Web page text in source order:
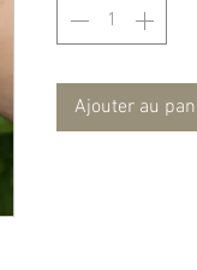
Ajouter au